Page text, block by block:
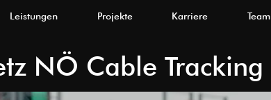
Leistungen Projekte Karriere Team
NÖ Cable Tracking